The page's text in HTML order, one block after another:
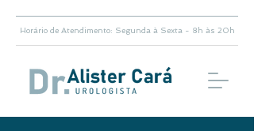
Horário de Atendimento: Segunda à Sexta - 8h às 20h